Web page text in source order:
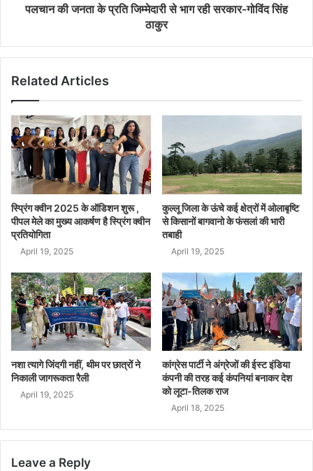
पलचान की जनता के प्रति जिम्मेदारी से भाग रही सरकार-गोविंद सिंह
ठाकुर
Related Articles
स्प्रिंग क्वीन 2025 के ऑडिशन शुरू ,
पीपल मेले का मुख्य आकर्षण है स्प्रिंग क्वीन
प्रतियोगिता
April 19, 2025
कुल्लू जिला के ऊंचे कई क्षेत्रों में ओलाबृष्टि
से किसानों बागवानो के फंसलां की भारी
तबाही
April 19, 2025
नशा त्यागे जिंदगी नहीं, थीम पर छात्रों ने
निकाली जागरूकता रैली
April 19, 2025
कांग्रेस पार्टी ने अंग्रेजों की ईस्ट इंडिया
कंपनी की तरह कई कंपनियां बनाकर देश
को लूटा-तिलक राज
April 18, 2025
Leave a Reply